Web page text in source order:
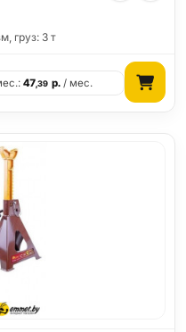
груз: 3 т
47,39 р./ мес.